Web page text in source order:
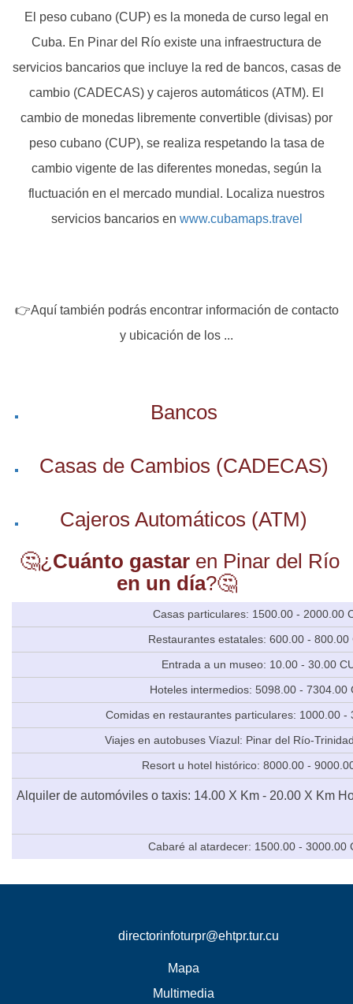
El peso cubano (CUP) es la moneda de curso legal en
Cuba. En Pinar del Río existe una infraestructura de
servicios bancarios que incluye la red de bancos, casas de
cambio (CADECAS) y cajeros automáticos (ATM). El
cambio de monedas libremente convertible (divisas) por
peso cubano (CUP), se realiza respetando la tasa de
cambio vigente de las diferentes monedas, según la
fluctuación en el mercado mundial. Localiza nuestros
servicios bancarios en www.cubamaps.travel
👉Aquí también podrás encontrar información de contacto
y ubicación de los ...
Bancos
Casas de Cambios (CADECAS)
Cajeros Automáticos (ATM)
🤔¿Cuánto gastaren Pinar del Río
en un día?🤔
Casas particulares: 1500.00 - 2000.00
Restaurantes estatales: 600.00 - 800.00
Entrada a un museo: 10.00 - 30.00
Hoteles intermedios: 5098.00 - 7304.00
Comidas en restaurantes particulares: 1000.00 -
Viajes en autobuses Víazul: Pinar del Río-
Resort u hotel histórico: 8000.00 -
Alquiler de automóviles o taxis: 14.00 X Km - 20.00 X Km
Cabaré al atardecer: 1500.00 - 3000.00
directorinfoturpr@ehtpr.tur.cu
Mapa
Multimedia